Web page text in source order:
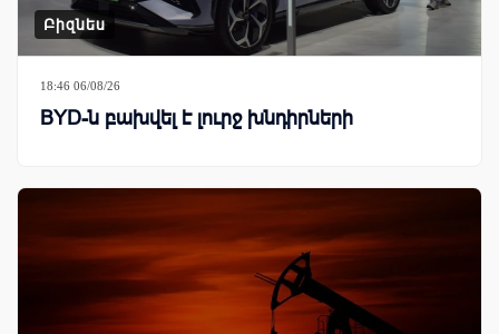
Բիզնես
18:46 06/08/26
BYD-ն բախվել է լուրջ խնդիրների